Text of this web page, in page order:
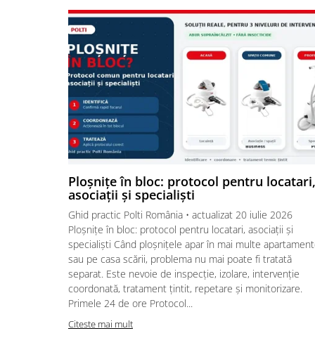
Ploșnițe în bloc: protocol pentru locatari,
asociații și specialiști
Ghid practic Polti România • actualizat 20 iulie 2026
Ploșnițe în bloc: protocol pentru locatari, asociații și
specialiști Când ploșnițele apar în mai multe
sau pe casa scării, problema nu mai poate fi tratată
separat. Este nevoie de inspecție, izolare, intervenție
coordonată, tratament țintit, repetare și monitorizare.
Primele 24 de ore Protocol...
Citeste mai mult